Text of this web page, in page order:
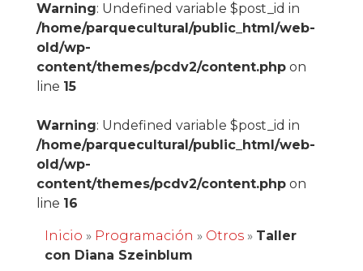
Warning: Undefined variable $post_id in
/home/parquecultural/public_html/web-
old/wp-
content/themes/pcdv2/content.phpon
line 15
Warning: Undefined variable $post_id in
/home/parquecultural/public_html/web-
old/wp-
content/themes/pcdv2/content.phpon
line 16
Inicio » Programación » Otros» Taller
con Diana Szeinblum